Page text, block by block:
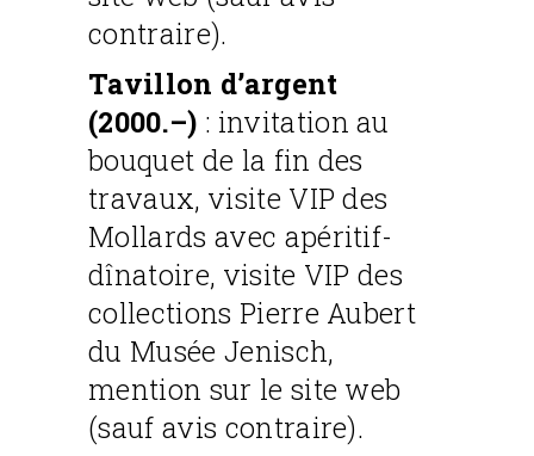
contraire).
Tavillon d’argent
(2000.–) : invitation au
bouquet de la fin des
travaux, visite VIP des
Mollards avec apéritif-
dînatoire, visite VIP des
collections Pierre Aubert
du Musée Jenisch,
mention sur le site web
(sauf avis contraire).